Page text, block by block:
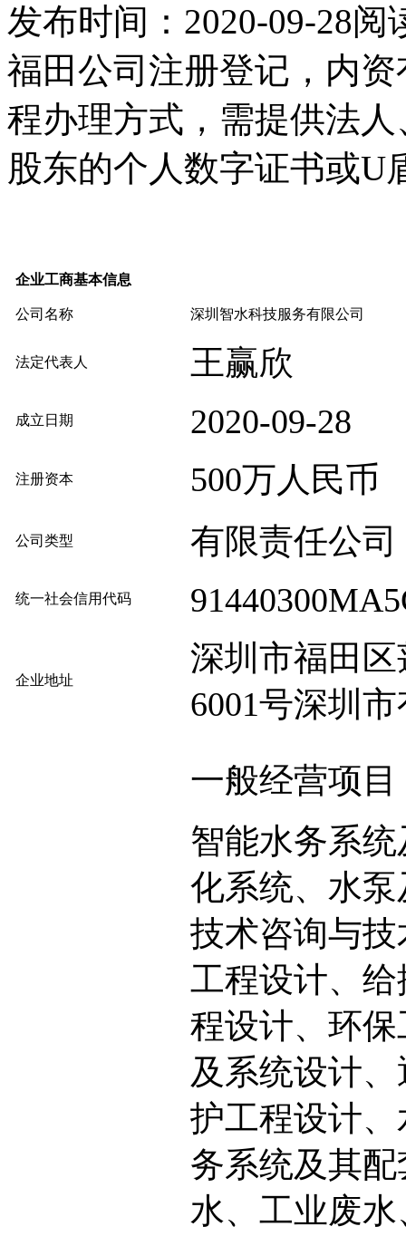
发布时间：2020-09-28阅
福田公司注册登记，内
程办理方式，需提供法
股东的个人数字证书或U
企业工商基本信息
公司名称 深圳智水科技服务有限公司
法定代表人 王赢欣
成立日期 2020-09-28
注册资本 500万人民币
公司类型 有限责任公司
统一社会信用代码
企业地址
深圳市福田
6001号深圳
一般经营项目
智能水务系
化系统、水
技术咨询与
工程设计、
程设计、环
及系统设计
护工程设计
务系统及其
水、工业废